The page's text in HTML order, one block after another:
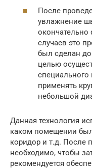
После
увлажнение
случаев это
был сделан
целью
специального
применять
небольшой
Данная технология
каком помещении
коридор и т.д. После
необходимо, чтобы
рекомендуется